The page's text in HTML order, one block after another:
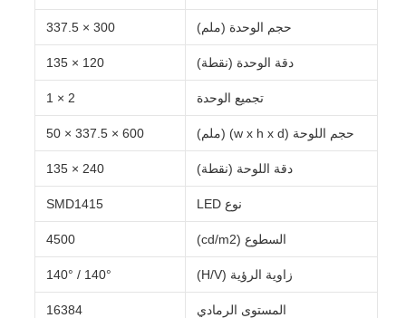
حجم الوحدة (ملم) 300 × 337.5
دقة الوحدة (نقطة) 120 × 135
تجميع الوحدة 2 × 1
حجم اللوحة (w x h x d) (ملم) 600 × 337.5 × 50
دقة اللوحة (نقطة) 240 × 135
نوع LED SMD1415
السطوع (cd/m2) 4500
زاوية الرؤية (H/V) 140° / 140°
المستوى الرمادي 16384